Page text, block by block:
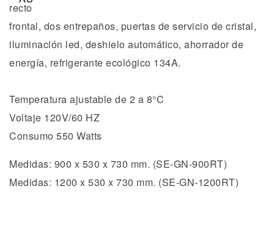
recto
frontal, dos entrepaños, puertas de servicio de cristal,
iluminación led, deshielo automático, ahorrador de
energía, refrigerante ecológico 134A.
Temperatura ajustable de 2 a 8°C
Voltaje 120V/60 HZ
Consumo 550 Watts
Medidas: 900 x 530 x 730 mm. (SE-GN-900RT)
Medidas: 1200 x 530 x 730 mm. (SE-GN-1200RT)